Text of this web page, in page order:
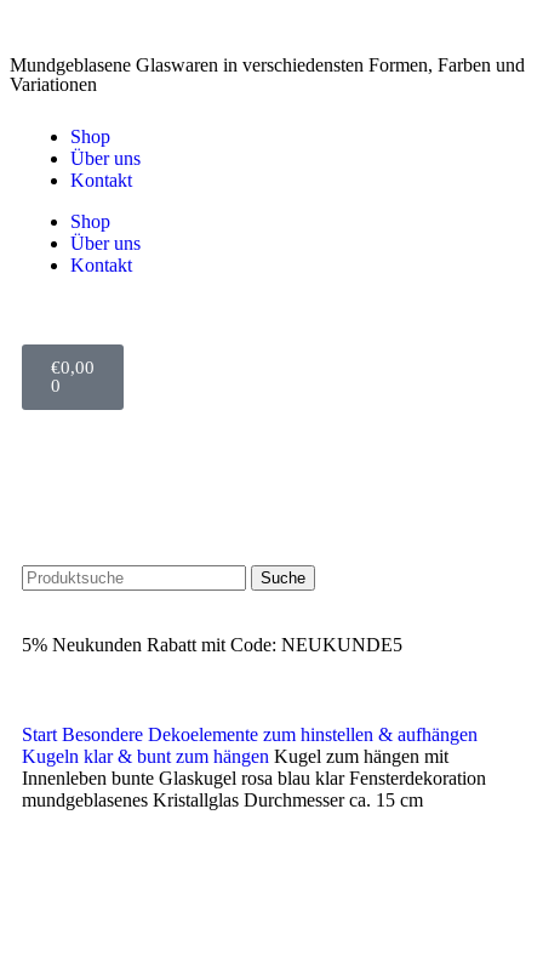
Mundgeblasene Glaswaren in verschiedensten Formen, Farben und
Variationen
Shop
Über uns
Kontakt
Shop
Über uns
Kontakt
€0,00
0
Suche
5% Neukunden Rabatt mit Code: NEUKUNDE5
Start Besondere Dekoelemente zum hinstellen & aufhängen
Kugeln klar & bunt zum hängen Kugel zum hängen mit
Innenleben bunte Glaskugel rosa blau klar Fensterdekoration
mundgeblasenes Kristallglas Durchmesser ca. 15 cm